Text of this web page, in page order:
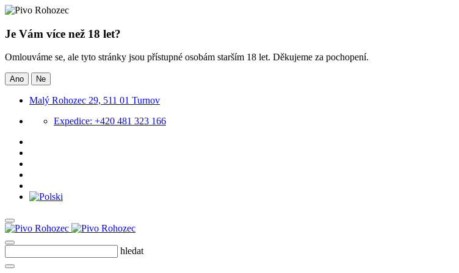
Je Vám více než 18 let?
Omlouváme se, ale tyto stránky jsou přístupné osobám starším 18 let. Děkujeme za pochopení.
Ano Ne
Malý Rohozec 29, 511 01 Turnov
Expedice: +420 481 323 166
hledat